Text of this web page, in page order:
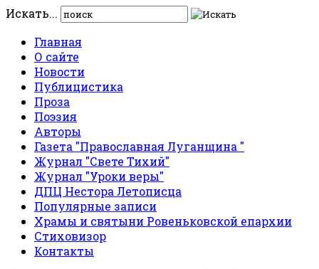
Искать...
Главная
О сайте
Новости
Публицистика
Проза
Поэзия
Авторы
Газета "Православная Луганщина "
Журнал "Свете Тихий"
Журнал "Уроки веры"
ДПЦ Нестора Летописца
Популярные записи
Храмы и святыни Ровеньковской епархии
Стиховизор
Контакты